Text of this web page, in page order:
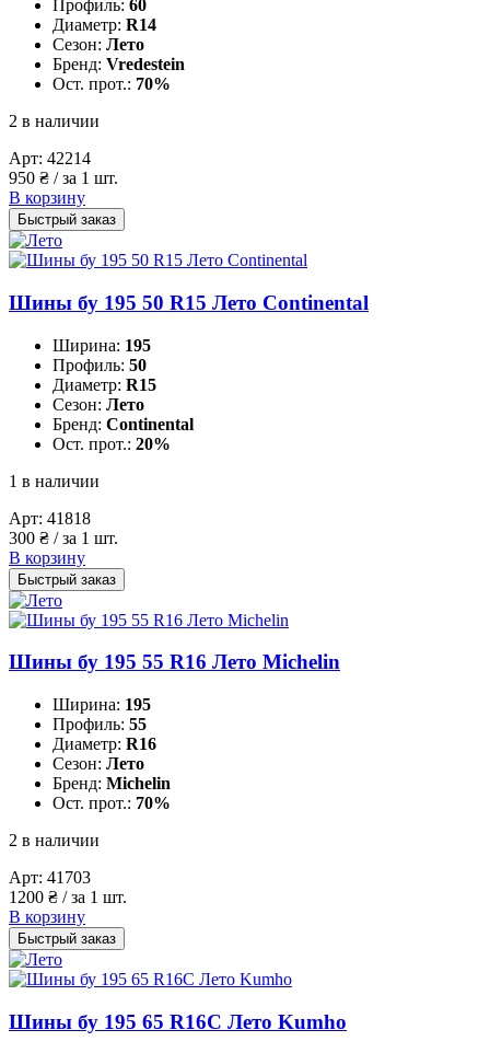
Профиль: 60
Диаметр: R14
Сезон: Лето
Бренд: Vredestein
Ост. прот.: 70%
2 в наличии
Арт: 42214
950 ₴ / за 1 шт.
В корзину
Быстрый заказ
Шины бу 195 50 R15 Лето Continental
Ширина: 195
Профиль: 50
Диаметр: R15
Сезон: Лето
Бренд: Continental
Ост. прот.: 20%
1 в наличии
Арт: 41818
300 ₴ / за 1 шт.
В корзину
Быстрый заказ
Шины бу 195 55 R16 Лето Michelin
Ширина: 195
Профиль: 55
Диаметр: R16
Сезон: Лето
Бренд: Michelin
Ост. прот.: 70%
2 в наличии
Арт: 41703
1200 ₴ / за 1 шт.
В корзину
Быстрый заказ
Шины бу 195 65 R16C Лето Kumho